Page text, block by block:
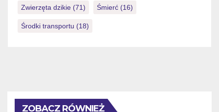
Zwierzęta dzikie (71) Śmierć (16)
Środki transportu (18)
ZOBACZ RÓWNIEŻ